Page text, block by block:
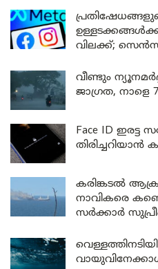
വിലക്ക്;
വീണ്ടും
ജാഗ്രത, നാളെ
Face ID
കരിങ്കടൽ
നാവികരെ
സർക്കാർ